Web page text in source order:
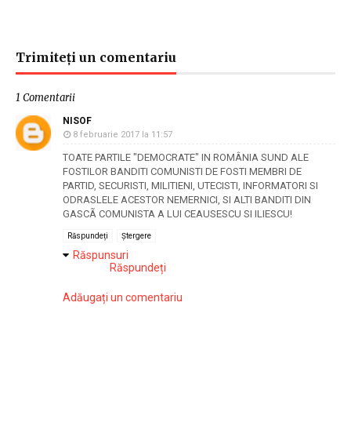
Trimiteți un comentariu
1 Comentarii
NISOF
8 februarie 2017 la 11:57
TOATE PARTILE "DEMOCRATE" IN ROMÂNIA SUND ALE
FOSTILOR BANDITI COMUNISTI DE FOSTI MEMBRI DE
PARTID, SECURISTI, MILITIENI, UTECISTI, INFORMATORI SI
ODRASLELE ACESTOR NEMERNICI, SI ALTI BANDITI DIN
GASCÃ COMUNISTA A LUI CEAUSESCU SI ILIESCU!
Răspundeți Ștergere
Răspunsuri
Răspundeți
Adăugați un comentariu